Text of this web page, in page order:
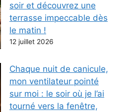
soir et découvrez une
terrasse impeccable dès
le matin !
12 juillet 2026
Chaque nuit de canicule,
mon ventilateur pointé
sur moi : le soir où je l’ai
tourné vers la fenêtre,